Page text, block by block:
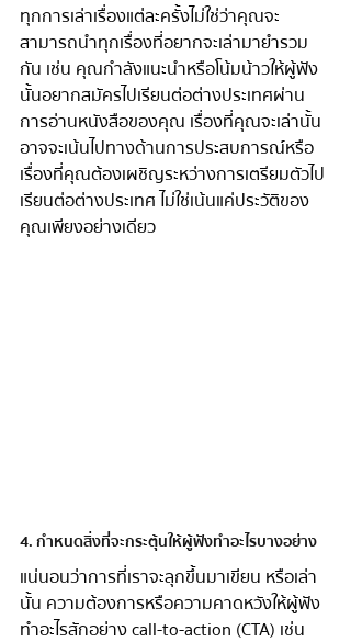
ทุกการเล่าเรื่องแต่ละครั้งไม่ใช่ว่าคุณจะ
สามารถนำทุกเรื่องที่อยากจะเล่ามายำรวม
กัน เช่น คุณกำลังแนะนำหรือโน้มน้าวให้ผู้ฟัง
นั้นอยากสมัครไปเรียนต่อต่างประเทศผ่าน
การอ่านหนังสือของคุณ เรื่องที่คุณจะเล่านั้น
อาจจะเน้นไปทางด้านการประสบการณ์หรือ
เรื่องที่คุณต้องเผชิญระหว่างการเตรียมตัวไป
เรียนต่อต่างประเทศ ไม่ใช่เน้นแค่ประวัติของ
คุณเพียงอย่างเดียว
4. กำหนดสิ่งที่จะกระตุ้นให้ผู้ฟังทำอะไรบางอย่าง
แน่นอนว่าการที่เราจะลุกขึ้นมาเขียน หรือเล่า
นั้น ความต้องการหรือความคาดหวังให้ผู้ฟัง
ทำอะไรสักอย่าง call-to-action (CTA) เช่น